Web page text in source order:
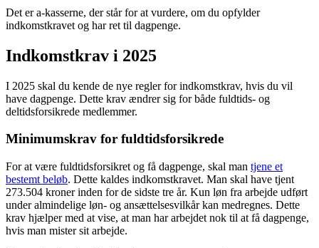
Det er a-kasserne, der står for at vurdere, om du opfylder
indkomstkravet og har ret til dagpenge.
Indkomstkrav i 2025
I 2025 skal du kende de nye regler for indkomstkrav, hvis du vil
have dagpenge. Dette krav ændrer sig for både fuldtids- og
deltidsforsikrede medlemmer.
Minimumskrav for fuldtidsforsikrede
For at være fuldtidsforsikret og få dagpenge, skal man tjene et
bestemt beløb. Dette kaldes indkomstkravet. Man skal have tjent
273.504 kroner inden for de sidste tre år. Kun løn fra arbejde udført
under almindelige løn- og ansættelsesvilkår kan medregnes. Dette
krav hjælper med at vise, at man har arbejdet nok til at få dagpenge,
hvis man mister sit arbejde.